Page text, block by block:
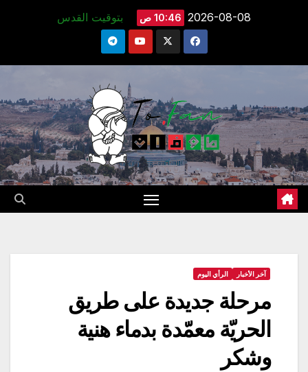
2026-08-08 10:46 ص بتوقيت القدس
آخر الأخبار الرأي اليوم
مرحلة جديدة على طريق
الحريّة معمّدة بدماء هنية
وشكر